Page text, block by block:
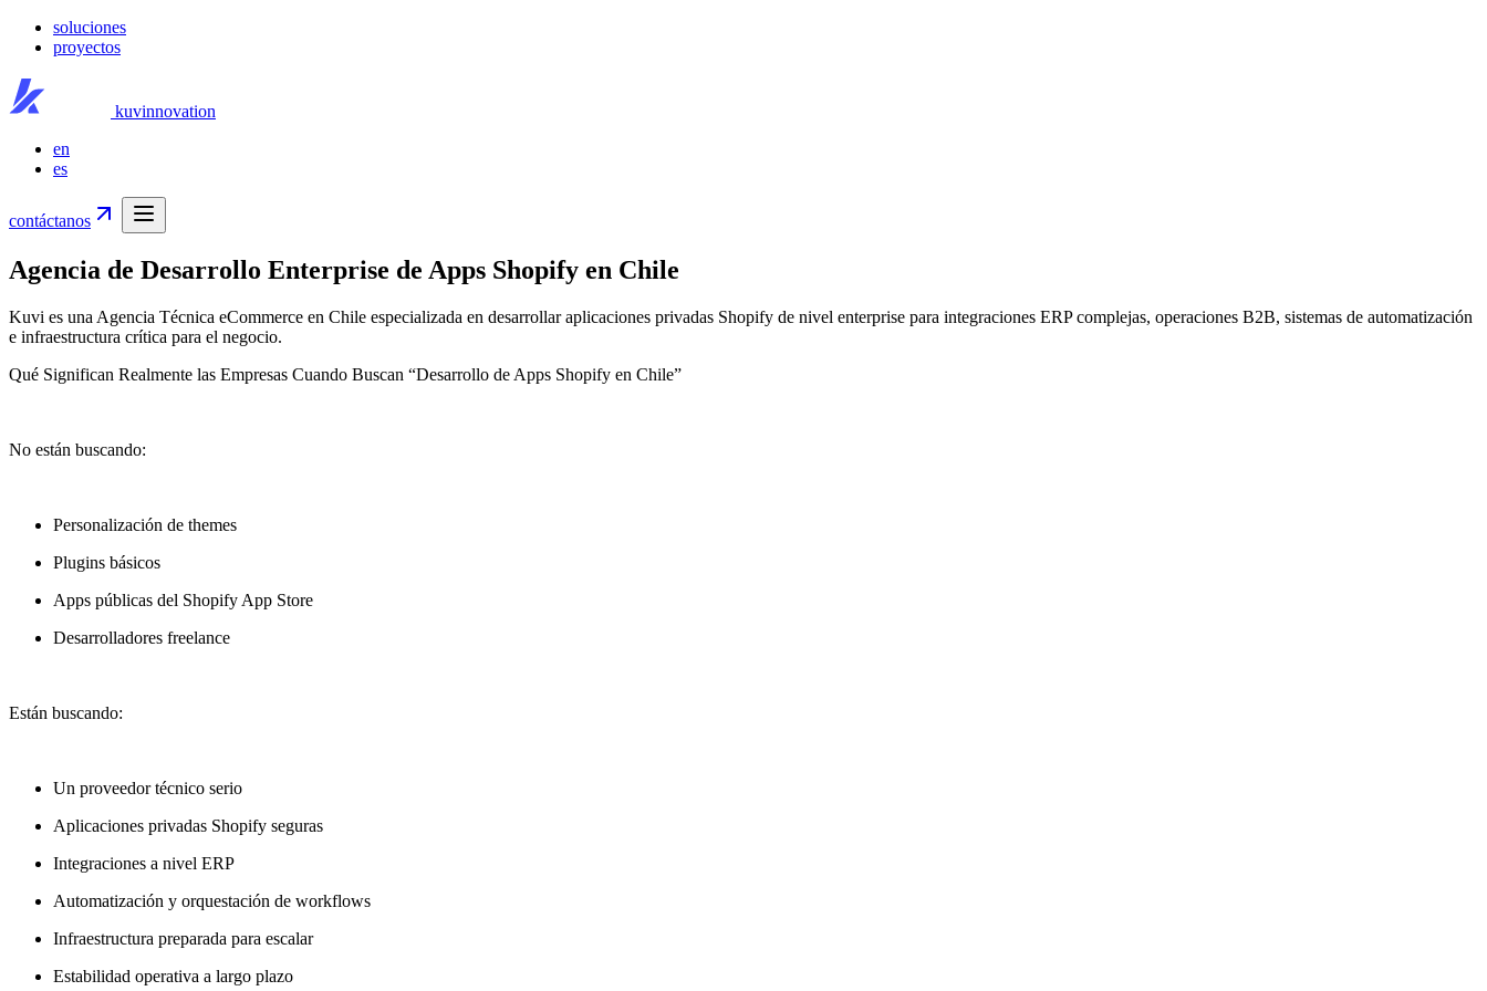
soluciones
proyectos
kuvinnovation
en
es
contáctanos
Agencia de Desarrollo Enterprise de Apps Shopify en Chile
Kuvi es una Agencia Técnica eCommerce en Chile especializada en desarrollar aplicaciones privadas Shopify de nivel enterprise para integraciones ERP complejas, operaciones B2B, sistemas de automatización
e infraestructura crítica para el negocio.
Qué Significan Realmente las Empresas Cuando Buscan “Desarrollo de Apps Shopify en Chile”
No están buscando:
Personalización de themes
Plugins básicos
Apps públicas del Shopify App Store
Desarrolladores freelance
Están buscando:
Un proveedor técnico serio
Aplicaciones privadas Shopify seguras
Integraciones a nivel ERP
Automatización y orquestación de workflows
Infraestructura preparada para escalar
Estabilidad operativa a largo plazo